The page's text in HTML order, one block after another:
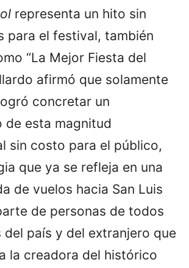
representa un hito sin
para el festival, también
“La Mejor Fiesta del
afirmó que solamente
concretar un
de esta magnitud
sin costo para el público,
que ya se refleja en una
de vuelos hacia San Luis
de personas de todos
del país y del extranjero que
la creadora del histórico